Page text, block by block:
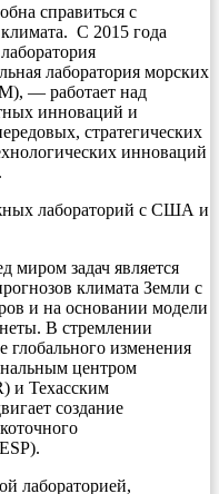
справиться с
С 2015 года
лаборатория морских
— работает над
инноваций и
стратегических
инноваций
лабораторий с США и
задач является
климата Земли с
и на основании модели
В стремлении
глобального изменения
центром
и Техасским
создание
лабораторией,